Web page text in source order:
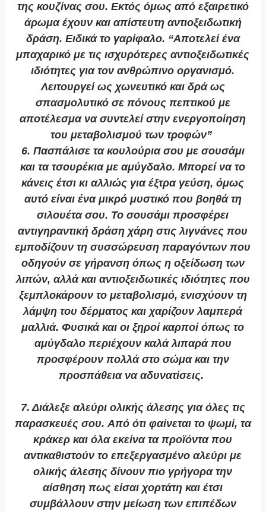
της κουζίνας σου. Εκτός όμως από εξαιρετικό
άρωμα έχουν και απίστευτη αντιοξειδωτική
δράση. Ειδικά το γαρίφαλο. “Αποτελεί ένα
μπαχαρικό με τις ισχυρότερες αντιοξειδωτικές
ιδιότητες για τον ανθρώπινο οργανισμό.
Λειτουργεί ως χωνευτικό και δρά ως
σπασμολυτικό σε πόνους πεπτικού με
αποτέλεσμα να συντελεί στην ενεργοποίηση
του μεταβολισμού των τροφών”
6. Πασπάλισε τα κουλούρια σου με σουσάμι
και τα τσουρέκια με αμύγδαλο. Μπορεί να το
κάνεις έτσι κι αλλιώς για έξτρα γεύση, όμως
αυτό είναι ένα μικρό μυστικό που βοηθά τη
σιλουέτα σου. Το σουσάμι προσφέρει
αντιγηραντική δράση χάρη στις λιγνάνες που
εμποδίζουν τη συσσώρευση παραγόντων που
οδηγούν σε γήρανση όπως η οξείδωση των
λιπών, αλλά και αντιοξειδωτικές ιδιότητες που
ξεμπλοκάρουν το μεταβολισμό, ενισχύουν τη
λάμψη του δέρματος και χαρίζουν λαμπερά
μαλλιά. Φυσικά και οι ξηροί καρποί όπως το
αμύγδαλο περιέχουν καλά λιπαρά που
προσφέρουν πολλά στο σώμα και την
προσπάθεια να αδυνατίσεις.
7. Διάλεξε αλεύρι ολικής άλεσης για όλες τις
παρασκευές σου. Από ότι φαίνεται το ψωμί, τα
κράκερ και όλα εκείνα τα προϊόντα που
αντικαθιστούν το επεξεργασμένο αλεύρι με
ολικής άλεσης δίνουν πιο γρήγορα την
αίσθηση πως είσαι χορτάτη και έτσι
συμβάλλουν στην μείωση των επιπέδων